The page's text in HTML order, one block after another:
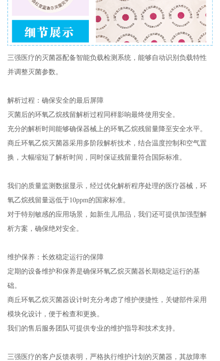
三强医疗的灭菌器配备智能负载检测系统，能够自动识别负载特性
并调整灭菌参数。
解析过程：确保安全的最后屏障
灭菌后的环氧乙烷残留解析过程同样影响最终使用安全。
充分的解析时间能够确保器械上的环氧乙烷残留量降至安全水平。
商丘环氧乙烷灭菌器采用多阶段解析技术，结合温度控制和空气置
换，大幅缩短了解析时间，同时保证残留量符合国际标准。
我们的质量监测数据显示，经过优化解析程序处理的医疗器械，环
氧乙烷残留量远低于10ppm的国家标准。
对于特别敏感的应用场景，如新生儿用品，我们还可提供加强型解
析方案，确保绝对安全。
维护保养：长效稳定运行的保障
定期的设备维护和保养是确保环氧乙烷灭菌器长期稳定运行的基
础。
商丘环氧乙烷灭菌器设计时充分考虑了维护便捷性，关键部件采用
模块化设计，便于检查和更换。
我们的售后服务团队可提供专业的维护指导和技术支持。
三强医疗的客户反馈表明，严格执行维护计划的灭菌器，其故障率